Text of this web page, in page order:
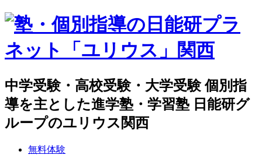
中学受験・高校受験・大学受験 個別指
導を主とした進学塾・学習塾 日能研グ
ループのユリウス関西
無料体験